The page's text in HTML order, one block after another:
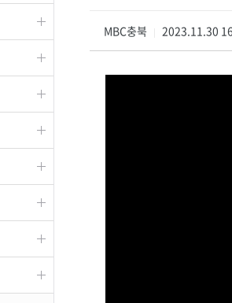
옥천
종영프로그램
MBC충북 2023.11.30